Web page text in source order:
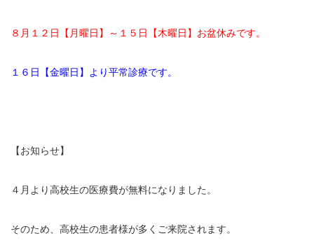
８月１２日【月曜日】～１５日【木曜日】お盆休みです。
１６日【金曜日】より平常診療です。
【お知らせ】
４月より高校生の医療費が無料になりました。
そのため、高校生の患者様が多くご来院されます。